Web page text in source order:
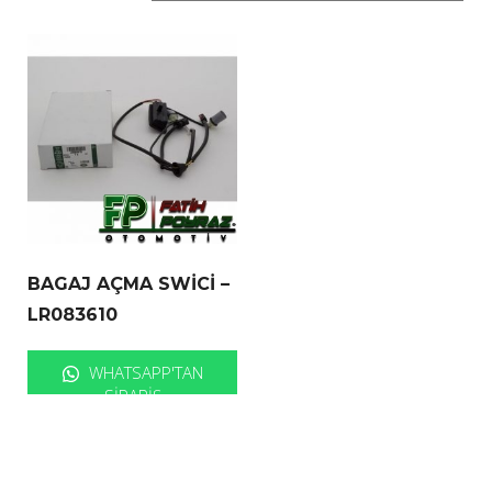
BAGAJ AÇMA SWİCİ –
LR083610
WHATSAPP'TAN
SIPARIŞ